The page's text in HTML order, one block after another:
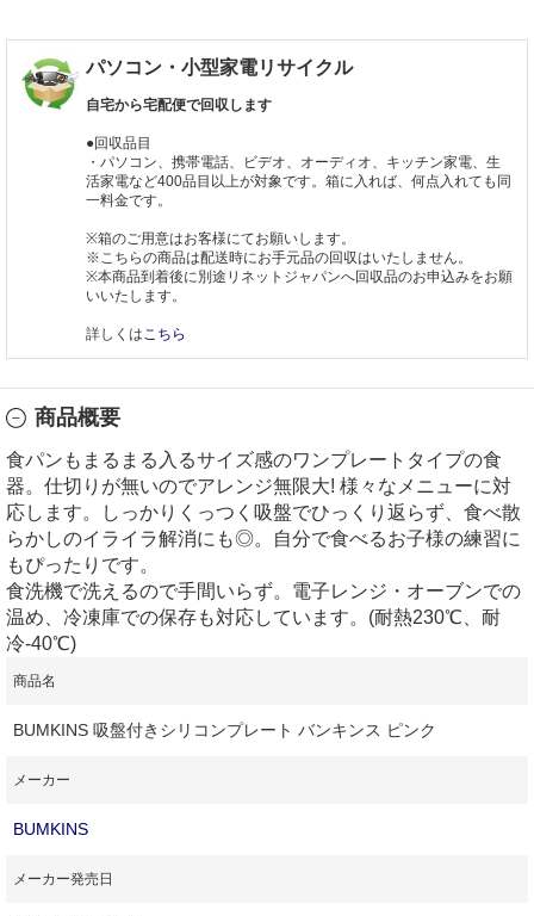
パソコン・小型家電リサイクル
自宅から宅配便で回収します
●回収品目
・パソコン、携帯電話、ビデオ、オーディオ、キッチン家電、生
活家電など400品目以上が対象です。箱に入れば、何点入れても同
一料金です。
※箱のご用意はお客様にてお願いします。
※こちらの商品は配送時にお手元品の回収はいたしません。
※本商品到着後に別途リネットジャパンへ回収品のお申込みをお願
いいたします。
詳しくはこちら
商品概要
食パンもまるまる入るサイズ感のワンプレートタイプの食
器。仕切りが無いのでアレンジ無限大! 様々なメニューに対
応します。しっかりくっつく吸盤でひっくり返らず、食べ散
らかしのイライラ解消にも◎。自分で食べるお子様の練習に
もぴったりです。
食洗機で洗えるので手間いらず。電子レンジ・オーブンでの
温め、冷凍庫での保存も対応しています。(耐熱230℃、耐
冷-40℃)
商品名
BUMKINS 吸盤付きシリコンプレート バンキンス ピンク
メーカー
BUMKINS
メーカー発売日